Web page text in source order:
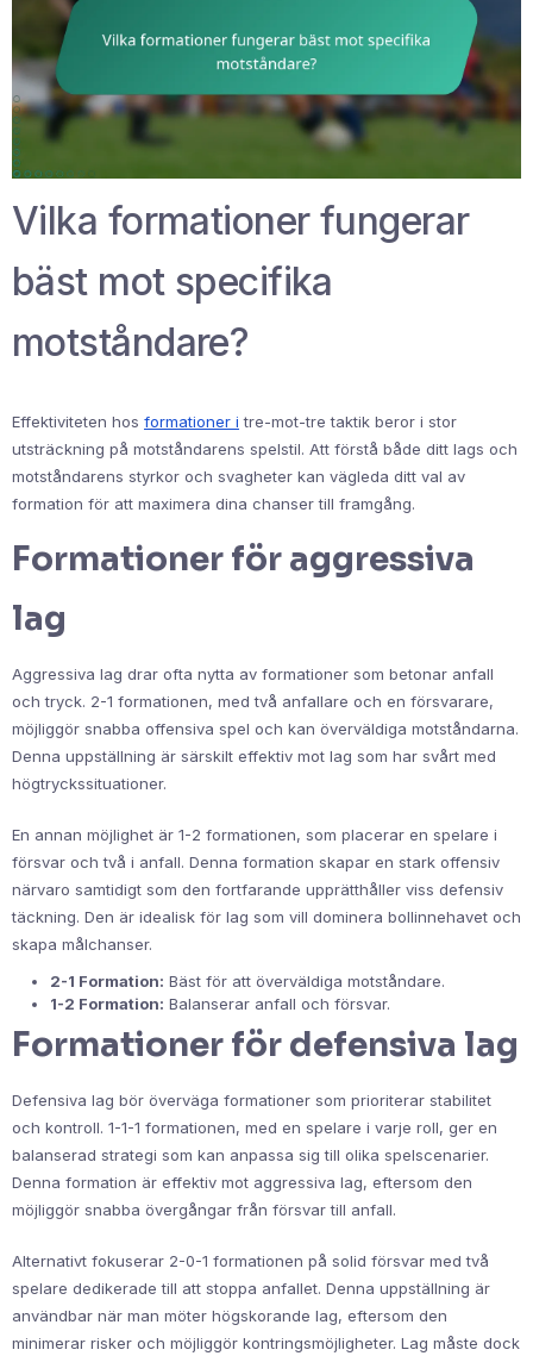
Vilka formationer fungerar
bäst mot specifika
motståndare?
Effektiviteten hos formationer i tre-mot-tre taktik beror i stor
utsträckning på motståndarens spelstil. Att förstå både ditt lags och
motståndarens styrkor och svagheter kan vägleda ditt val av
formation för att maximera dina chanser till framgång.
Formationer för aggressiva
lag
Aggressiva lag drar ofta nytta av formationer som betonar anfall
och tryck. 2-1 formationen, med två anfallare och en försvarare,
möjliggör snabba offensiva spel och kan överväldiga motståndarna.
Denna uppställning är särskilt effektiv mot lag som har svårt med
högtryckssituationer.
En annan möjlighet är 1-2 formationen, som placerar en spelare i
försvar och två i anfall. Denna formation skapar en stark offensiv
närvaro samtidigt som den fortfarande upprätthåller viss defensiv
täckning. Den är idealisk för lag som vill dominera bollinnehavet och
skapa målchanser.
2-1 Formation: Bäst för att överväldiga motståndare.
1-2 Formation: Balanserar anfall och försvar.
Formationer för defensiva lag
Defensiva lag bör överväga formationer som prioriterar stabilitet
och kontroll. 1-1-1 formationen, med en spelare i varje roll, ger en
balanserad strategi som kan anpassa sig till olika spelscenarier.
Denna formation är effektiv mot aggressiva lag, eftersom den
möjliggör snabba övergångar från försvar till anfall.
Alternativt fokuserar 2-0-1 formationen på solid försvar med två
spelare dedikerade till att stoppa anfallet. Denna uppställning är
användbar när man möter högskorande lag, eftersom den
minimerar risker och möjliggör kontringsmöjligheter. Lag måste dock